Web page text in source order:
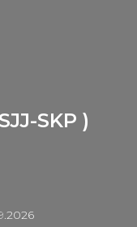
SKP )